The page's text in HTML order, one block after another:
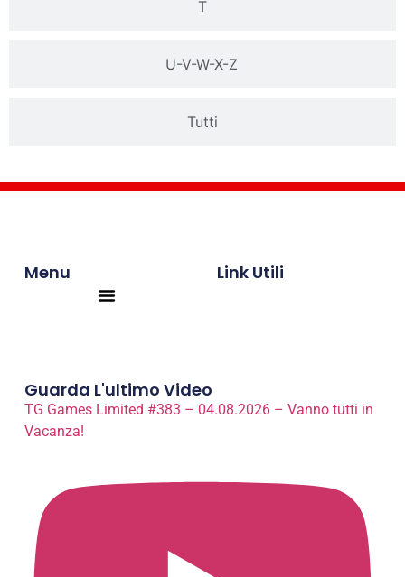
T
U-V-W-X-Z
Tutti
Menu Link Utili
Guarda L'ultimo Video
TG Games Limited #383 – 04.08.2026 – Vanno tutti in
Vacanza!